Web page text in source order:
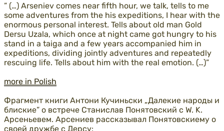
” (…) Arseniev comes near fifth hour, we talk, tells to me
some adventures from the his expeditions, I hear with the
enormous personal interest. Tells about old man Gold
Dersu Uzala, which once at night came got hungry to his
stand in a taiga and a few years accompanied him in
expeditions, dividing jointly adventures and repeatedly
rescuing life. Tells about him with the real emotion. (…)”
more in Polish
Фрагмент книги Антони Кучиньски „Далекие народы и
блиские” о встрече Станислав Понятовский с W. K.
Арсеньевем. Арсениев рассказывал Понятовскиему о
своей дружбе с Дерсу: